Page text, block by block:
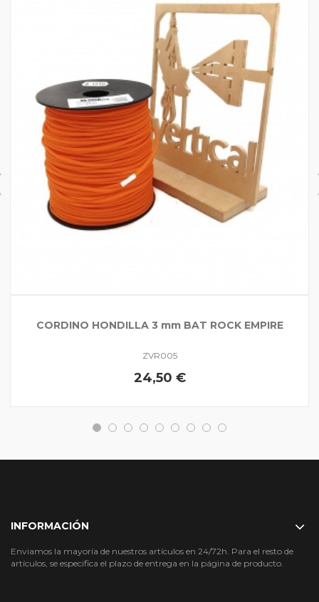
CORDINO HONDILLA 3 mm BAT ROCK EMPIRE
ZVR005
24,50 €
INFORMACIÓN
Enviamos la mayoría de nuestros artículos en 24/72h. Para el resto de
artículos, se especifica el plazo de entrega en la página de producto.